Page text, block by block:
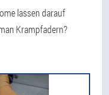
lassen darauf
Krampfadern?